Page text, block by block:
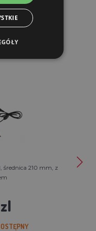
średnica 210 mm, z